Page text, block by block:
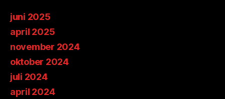
juni 2025
april 2025
november 2024
oktober 2024
juli 2024
april 2024